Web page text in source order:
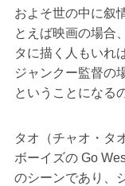
およそ世の中に叙
とえば映画の場合
タに描く人もいれ
ジャンクー監督の
ということになる
タオ（チャオ・タ
ボーイズの Go
のシーンであり、